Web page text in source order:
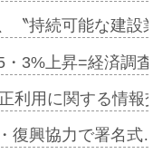
〝持続可能な建
・3%上昇=経済調
利用に関する情
復興協力で署名